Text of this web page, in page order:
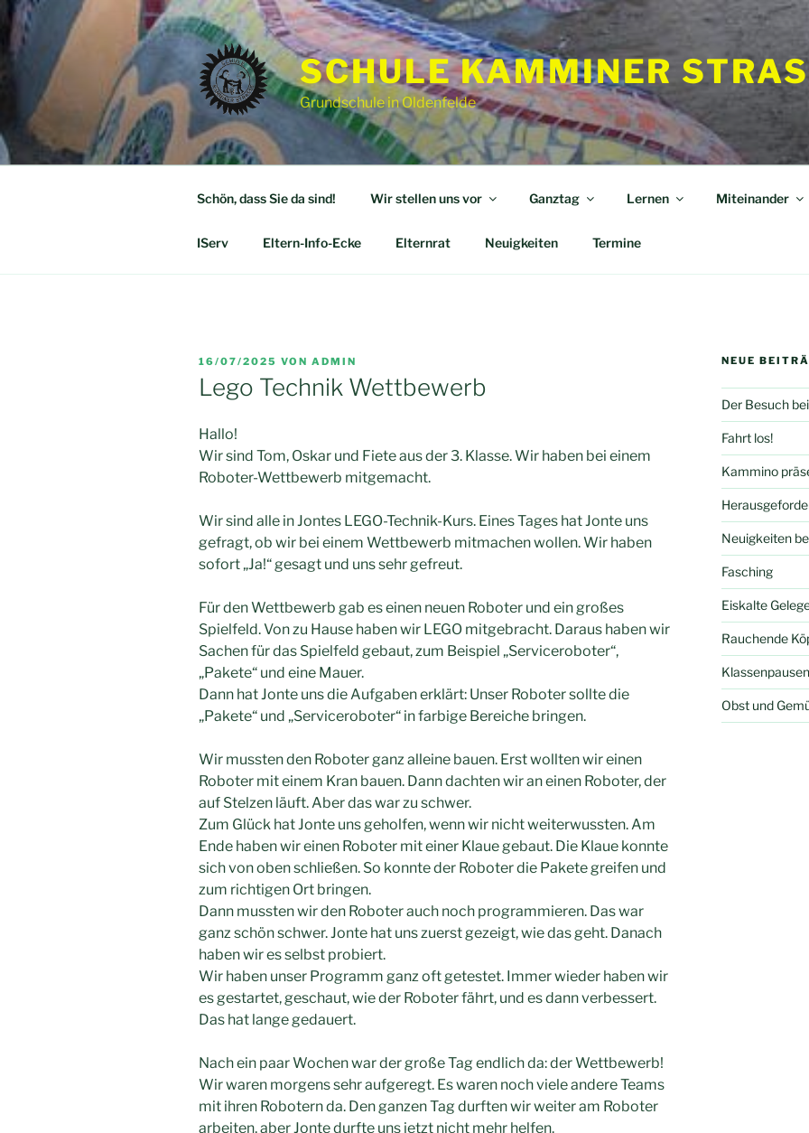
Zum
Inhalt
springen
SCHULE KAMMINER
Grundschule in Oldenfelde
Schön, dass Sie da sind! Wir stellen uns vor Ganztag Lernen Miteinander
IServ Eltern-Info-Ecke Elternrat Neuigkeiten Termine
VERÖFFENTLICHT
AM
16/07/2025 VON ADMIN
Lego Technik Wettbewerb
Hallo!
Wir sind Tom, Oskar und Fiete aus der 3. Klasse. Wir haben bei einem
Roboter-Wettbewerb mitgemacht.
Wir sind alle in Jontes LEGO-Technik-Kurs. Eines Tages hat Jonte uns
gefragt, ob wir bei einem Wettbewerb mitmachen wollen. Wir haben
sofort „Ja!“ gesagt und uns sehr gefreut.
Für den Wettbewerb gab es einen neuen Roboter und ein großes
Spielfeld. Von zu Hause haben wir LEGO mitgebracht. Daraus haben wir
Sachen für das Spielfeld gebaut, zum Beispiel „Serviceroboter“,
„Pakete“ und eine Mauer.
Dann hat Jonte uns die Aufgaben erklärt: Unser Roboter sollte die
„Pakete“ und „Serviceroboter“ in farbige Bereiche bringen.
Wir mussten den Roboter ganz alleine bauen. Erst wollten wir einen
Roboter mit einem Kran bauen. Dann dachten wir an einen Roboter, der
auf Stelzen läuft. Aber das war zu schwer.
Zum Glück hat Jonte uns geholfen, wenn wir nicht weiterwussten. Am
Ende haben wir einen Roboter mit einer Klaue gebaut. Die Klaue konnte
sich von oben schließen. So konnte der Roboter die Pakete greifen und
zum richtigen Ort bringen.
Dann mussten wir den Roboter auch noch programmieren. Das war
ganz schön schwer. Jonte hat uns zuerst gezeigt, wie das geht. Danach
haben wir es selbst probiert.
Wir haben unser Programm ganz oft getestet. Immer wieder haben wir
es gestartet, geschaut, wie der Roboter fährt, und es dann verbessert.
Das hat lange gedauert.
Nach ein paar Wochen war der große Tag endlich da: der Wettbewerb!
Wir waren morgens sehr aufgeregt. Es waren noch viele andere Teams
mit ihren Robotern da. Den ganzen Tag durften wir weiter am Roboter
arbeiten, aber Jonte durfte uns jetzt nicht mehr helfen.
NEUE
Der Besuch
Fahrt los!
Kammino
Neuigkeiten
Fasching
Eiskalte
Rauchende
Obst und